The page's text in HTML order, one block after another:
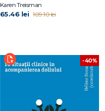
Karen Treisman
65.46 lei 109.10 lei
-40%